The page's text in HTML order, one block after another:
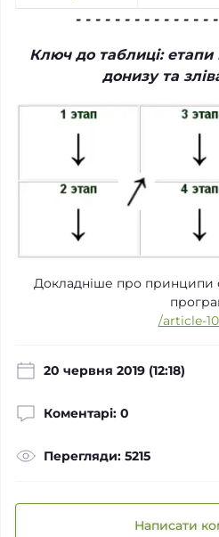
- - - - - - - - - - - - - -
Ключ до таблиці:
донизу та
Докладніше про принципи
/article-
20 червня 2019 (12:18)
Коментарі: 0
Перегляди: 5215
Написати